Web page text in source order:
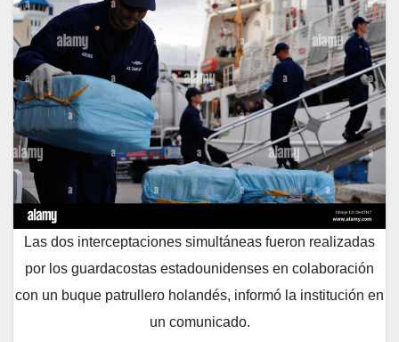
Las dos interceptaciones simultáneas fueron realizadas
por los guardacostas estadounidenses en colaboración
con un buque patrullero holandés, informó la institución en
un comunicado.